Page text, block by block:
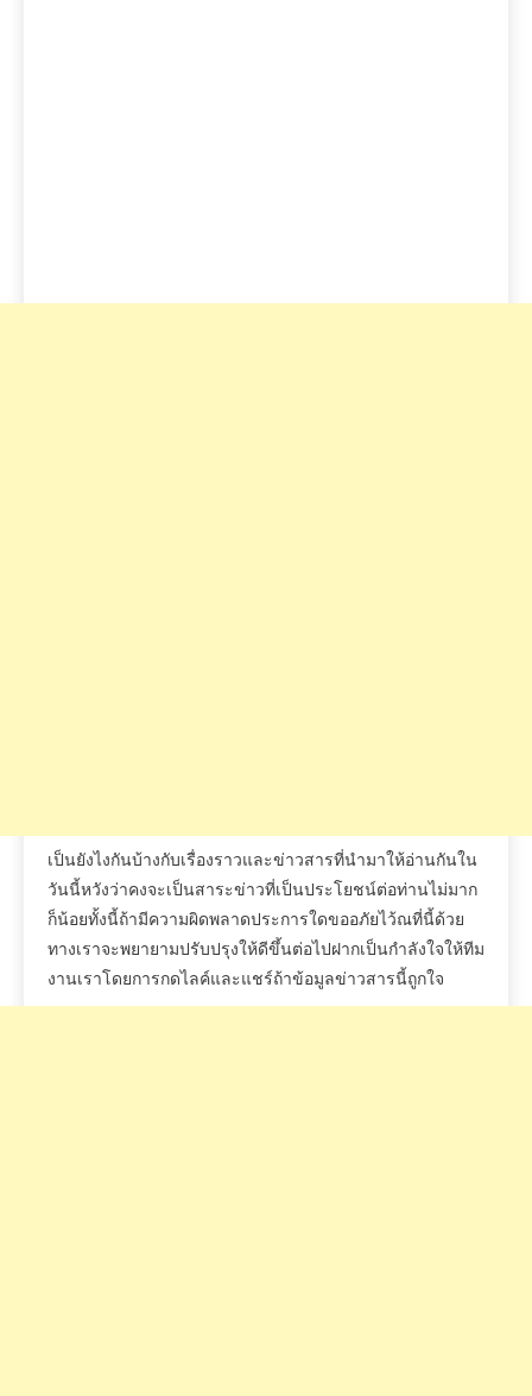
เป็นยังไงกันบ้างกับเรื่องราวและข่าวสารที่นำมาให้อ่านกันใน
วันนี้หวังว่าคงจะเป็นสาระข่าวที่เป็นประโยชน์ต่อท่านไม่มาก
ก็น้อยทั้งนี้ถ้ามีความผิดพลาดประการใดขออภัยไว้ณที่นี้ด้วย
ทางเราจะพยายามปรับปรุงให้ดีขึ้นต่อไปฝากเป็นกำลังใจให้ทีม
งานเราโดยการกดไลค์และแชร์ถ้าข้อมูลข่าวสารนี้ถูกใจ